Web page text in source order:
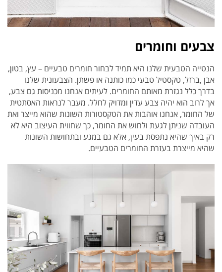
צבעים וחומרים
הנטייה הטבעית שלנו היא תמיד לבחור חומרים טבעיים – עץ, בטון,
אבן ,ברזל, טקסטיל טבעי כמו כותנה או פשתן. הצבעונית שלנו
בדרך כלל נגזרת מאותם החומרים. לעיתים אנחנו מכניסות גם צבע,
אך לרוב הוא יהיה צבע עדין ומדויק לחלל. מעבר לנראות האסתטית
של החומר, אנחנו אוהבות את הטקסטורות השונות שהוא מייצר ואת
העובדה שניתן לגעת ולחוש את החומר, כך שחווית העיצוב היא לא
רק באיך שהיא נתפסת בעין, אלא גם במגע ובתחושות השונות
שהיא מייצרת בעזרת החומרים הטבעיים.